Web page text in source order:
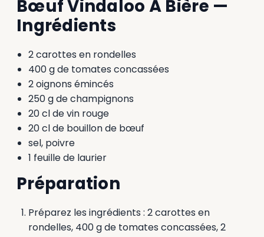
Bœuf Vindaloo À Bière —
Ingrédients
2 carottes en rondelles
400 g de tomates concassées
2 oignons émincés
250 g de champignons
20 cl de vin rouge
20 cl de bouillon de bœuf
sel, poivre
1 feuille de laurier
Préparation
Préparez les ingrédients : 2 carottes en
rondelles, 400 g de tomates concassées, 2